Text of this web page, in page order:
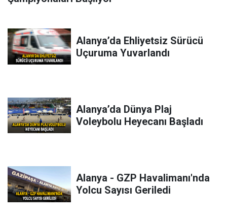
Alanya’da Ehliyetsiz Sürücü
Uçuruma Yuvarlandı
Alanya’da Dünya Plaj
Voleybolu Heyecanı Başladı
Alanya - GZP Havalimanı'nda
Yolcu Sayısı Geriledi